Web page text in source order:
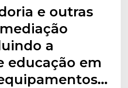
e outras
a
educação em